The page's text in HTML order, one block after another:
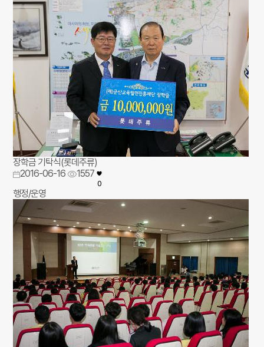
장학금 기탁식(롯데주류)
2016-06-16
1557
0
행정/운영